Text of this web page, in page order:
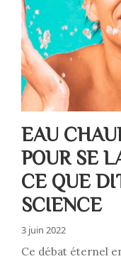
EAU
POUR SE
CE QUE
SCIENCE
3 juin 2022
Ce débat éternel